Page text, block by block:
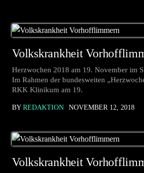
Volkskrankheit
Herzwochen 2018 am 19. November im
Im Rahmen der bundesweiten
RKK Klinikum am 19.
BY REDAKTION NOVEMBER 12, 2018
Volkskrankheit